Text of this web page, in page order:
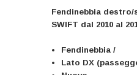
Fendinebbia
SWIFT dal 2010 al
Fendinebbia /
Lato DX